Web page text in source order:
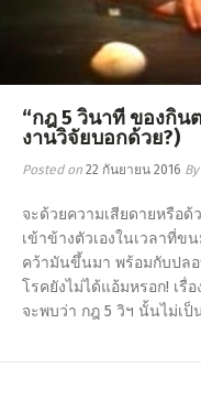
“กฎ 5 วินาที ของกิน
งานวิจัยบอกด้วย?)
Posted on 22 กันยายน 2016 By
จะด้วยความเสียดายหรือด้
เข้าข้างตัวเองในเวลาที่ข
คว้ามันขึ้นมา พร้อมกับปลอ
โรคยังไม่ได้แอ้มหรอก! เรื่
จะพบว่า กฎ 5 วิฯ นั้นไม่เป็